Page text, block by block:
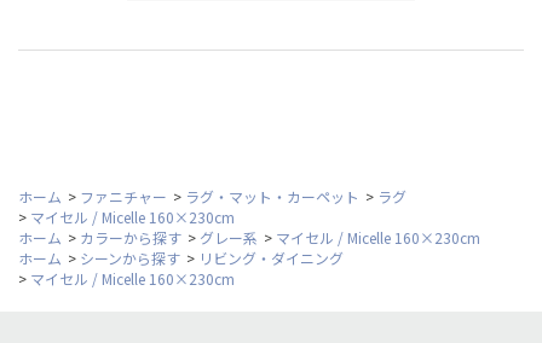
ホーム > ファニチャー > ラグ・マット・カーペット > ラグ
> マイセル / Micelle 160×230cm
ホーム > カラーから探す > グレー系 > マイセル / Micelle 160×230cm
ホーム > シーンから探す > リビング・ダイニング
> マイセル / Micelle 160×230cm